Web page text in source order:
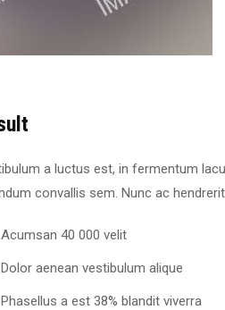
a luctus est, in fermentum
convallis sem. Nunc ac
Acumsan 40 000 velit
Dolor aenean vestibulum alique
Phasellus a est 38% blandit viverra